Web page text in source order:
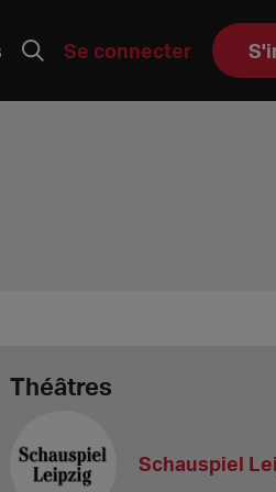
Se connecter
Théâtres
Schauspiel